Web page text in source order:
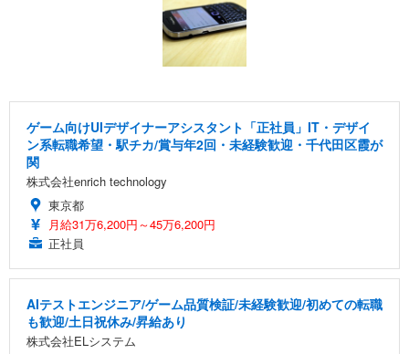
ゲーム向けUIデザイナーアシスタント「正社員」IT・デザイ
ン系転職希望・駅チカ/賞与年2回・未経験歓迎・千代田区霞が
関
株式会社enrich technology
東京都
月給31万6,200円～45万6,200円
正社員
AIテストエンジニア/ゲーム品質検証/未経験歓迎/初めての転職
も歓迎/土日祝休み/昇給あり
株式会社ELシステム